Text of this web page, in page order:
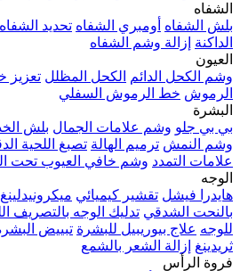
الشفاه
بلش الشفاه أومبري الشفاه تحديد الشفاه
الداكنة إزالة وشم الشفاه
العيون
وشم الكحل الدائم
الكحل المظلل
الرموش خط الرموش السفلي
البشرة
بي بي جلو وشم علامات الجمال بلش
وشم النمش ترميم الهالة تصبغ اللحية
علامات التمدد وشم خافي العيوب تحت
الوجه
هايدرا فيشل تقشير كيميائي ميكرونيدلينغ
بالنحت الشدقي تدليك الوجه بالتصريف
للوجه علاج بيوريبيل للبشرة تبييض
ثريدينغ إزالة الشعر بالشمع
فروة الرأس